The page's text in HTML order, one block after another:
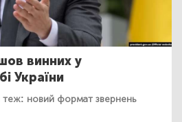
винних у
України
теж: новий формат звернень